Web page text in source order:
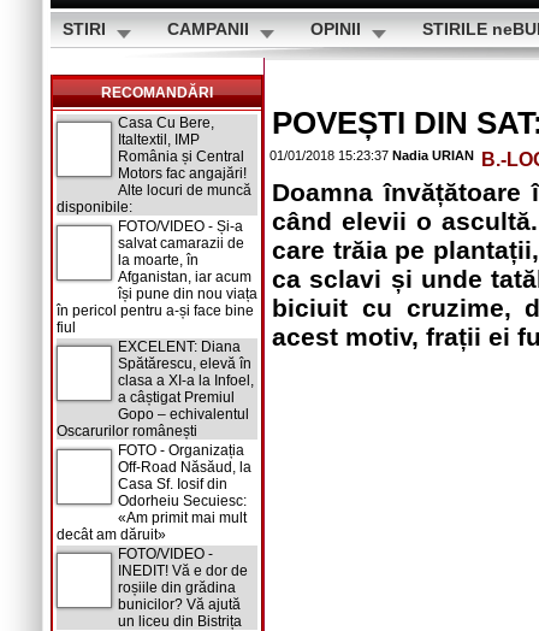
STIRI CAMPANII OPINII STIRILE
RECOMANDĂRI
Casa Cu Bere,
Italtextil, IMP
România și Central
Motors fac angajări!
Alte locuri de muncă
disponibile:
FOTO/VIDEO - Și-a
salvat camarazii de
la moarte, în
Afganistan, iar acum
își pune din nou viața
în pericol pentru a-și face bine
fiul
EXCELENT: Diana
Spătărescu, elevă în
clasa a XI-a la Infoel,
a câștigat Premiul
Gopo – echivalentul
Oscarurilor românești
FOTO - Organizația
Off-Road Năsăud, la
Casa Sf. Iosif din
Odorheiu Secuiesc:
«Am primit mai mult
decât am dăruit»
FOTO/VIDEO -
INEDIT! Vă e dor de
roșiile din grădina
bunicilor? Vă ajută
un liceu din Bistrița
POVEȘTI DIN
01/01/2018 15:23:37 Nadia URIAN B.-
Doamna
când elevii o
care trăia pe
ca sclavi și unde
biciuit cu cruzime,
acest motiv, frații ei